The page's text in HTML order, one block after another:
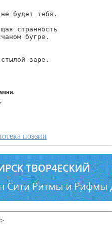
будет тебя.
странность
бугре.
заре.
поэзии